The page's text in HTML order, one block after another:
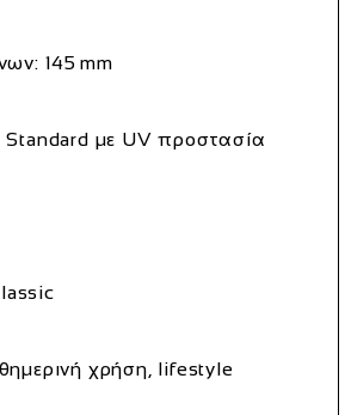
145 mm
Standard με UV προστασία
χρήση, lifestyle